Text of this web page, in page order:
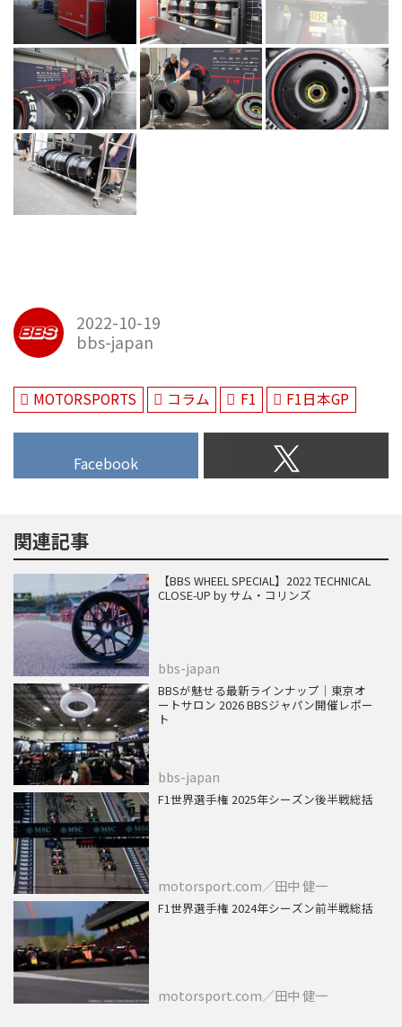
2022-10-19
bbs-japan
MOTORSPORTS コラム F1 F1日本GP
Facebook
関連記事
【BBS WHEEL SPECIAL】2022 TECHNICAL
CLOSE-UP by サム・コリンズ
bbs-japan
BBSが魅せる最新ラインナップ｜東京オ
ートサロン 2026 BBSジャパン開催レポー
ト
bbs-japan
F1世界選手権 2025年シーズン後半戦総括
motorsport.com／田中 健一
F1世界選手権 2024年シーズン前半戦総括
motorsport.com／田中 健一